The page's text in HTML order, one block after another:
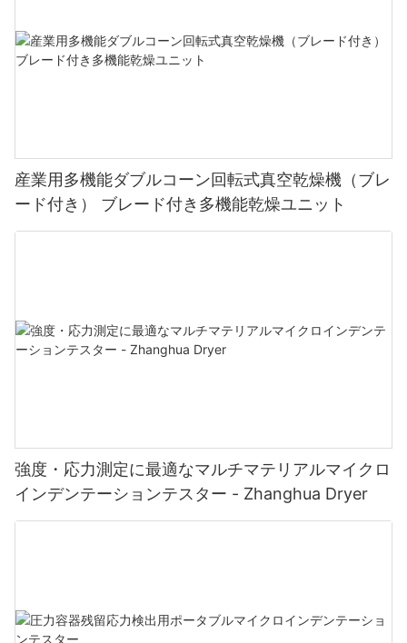
産業用多機能ダブルコーン回転式真空乾燥機（ブレ
ード付き） ブレード付き多機能乾燥ユニット
強度・応力測定に最適なマルチマテリアルマイクロ
インデンテーションテスター - Zhanghua Dryer